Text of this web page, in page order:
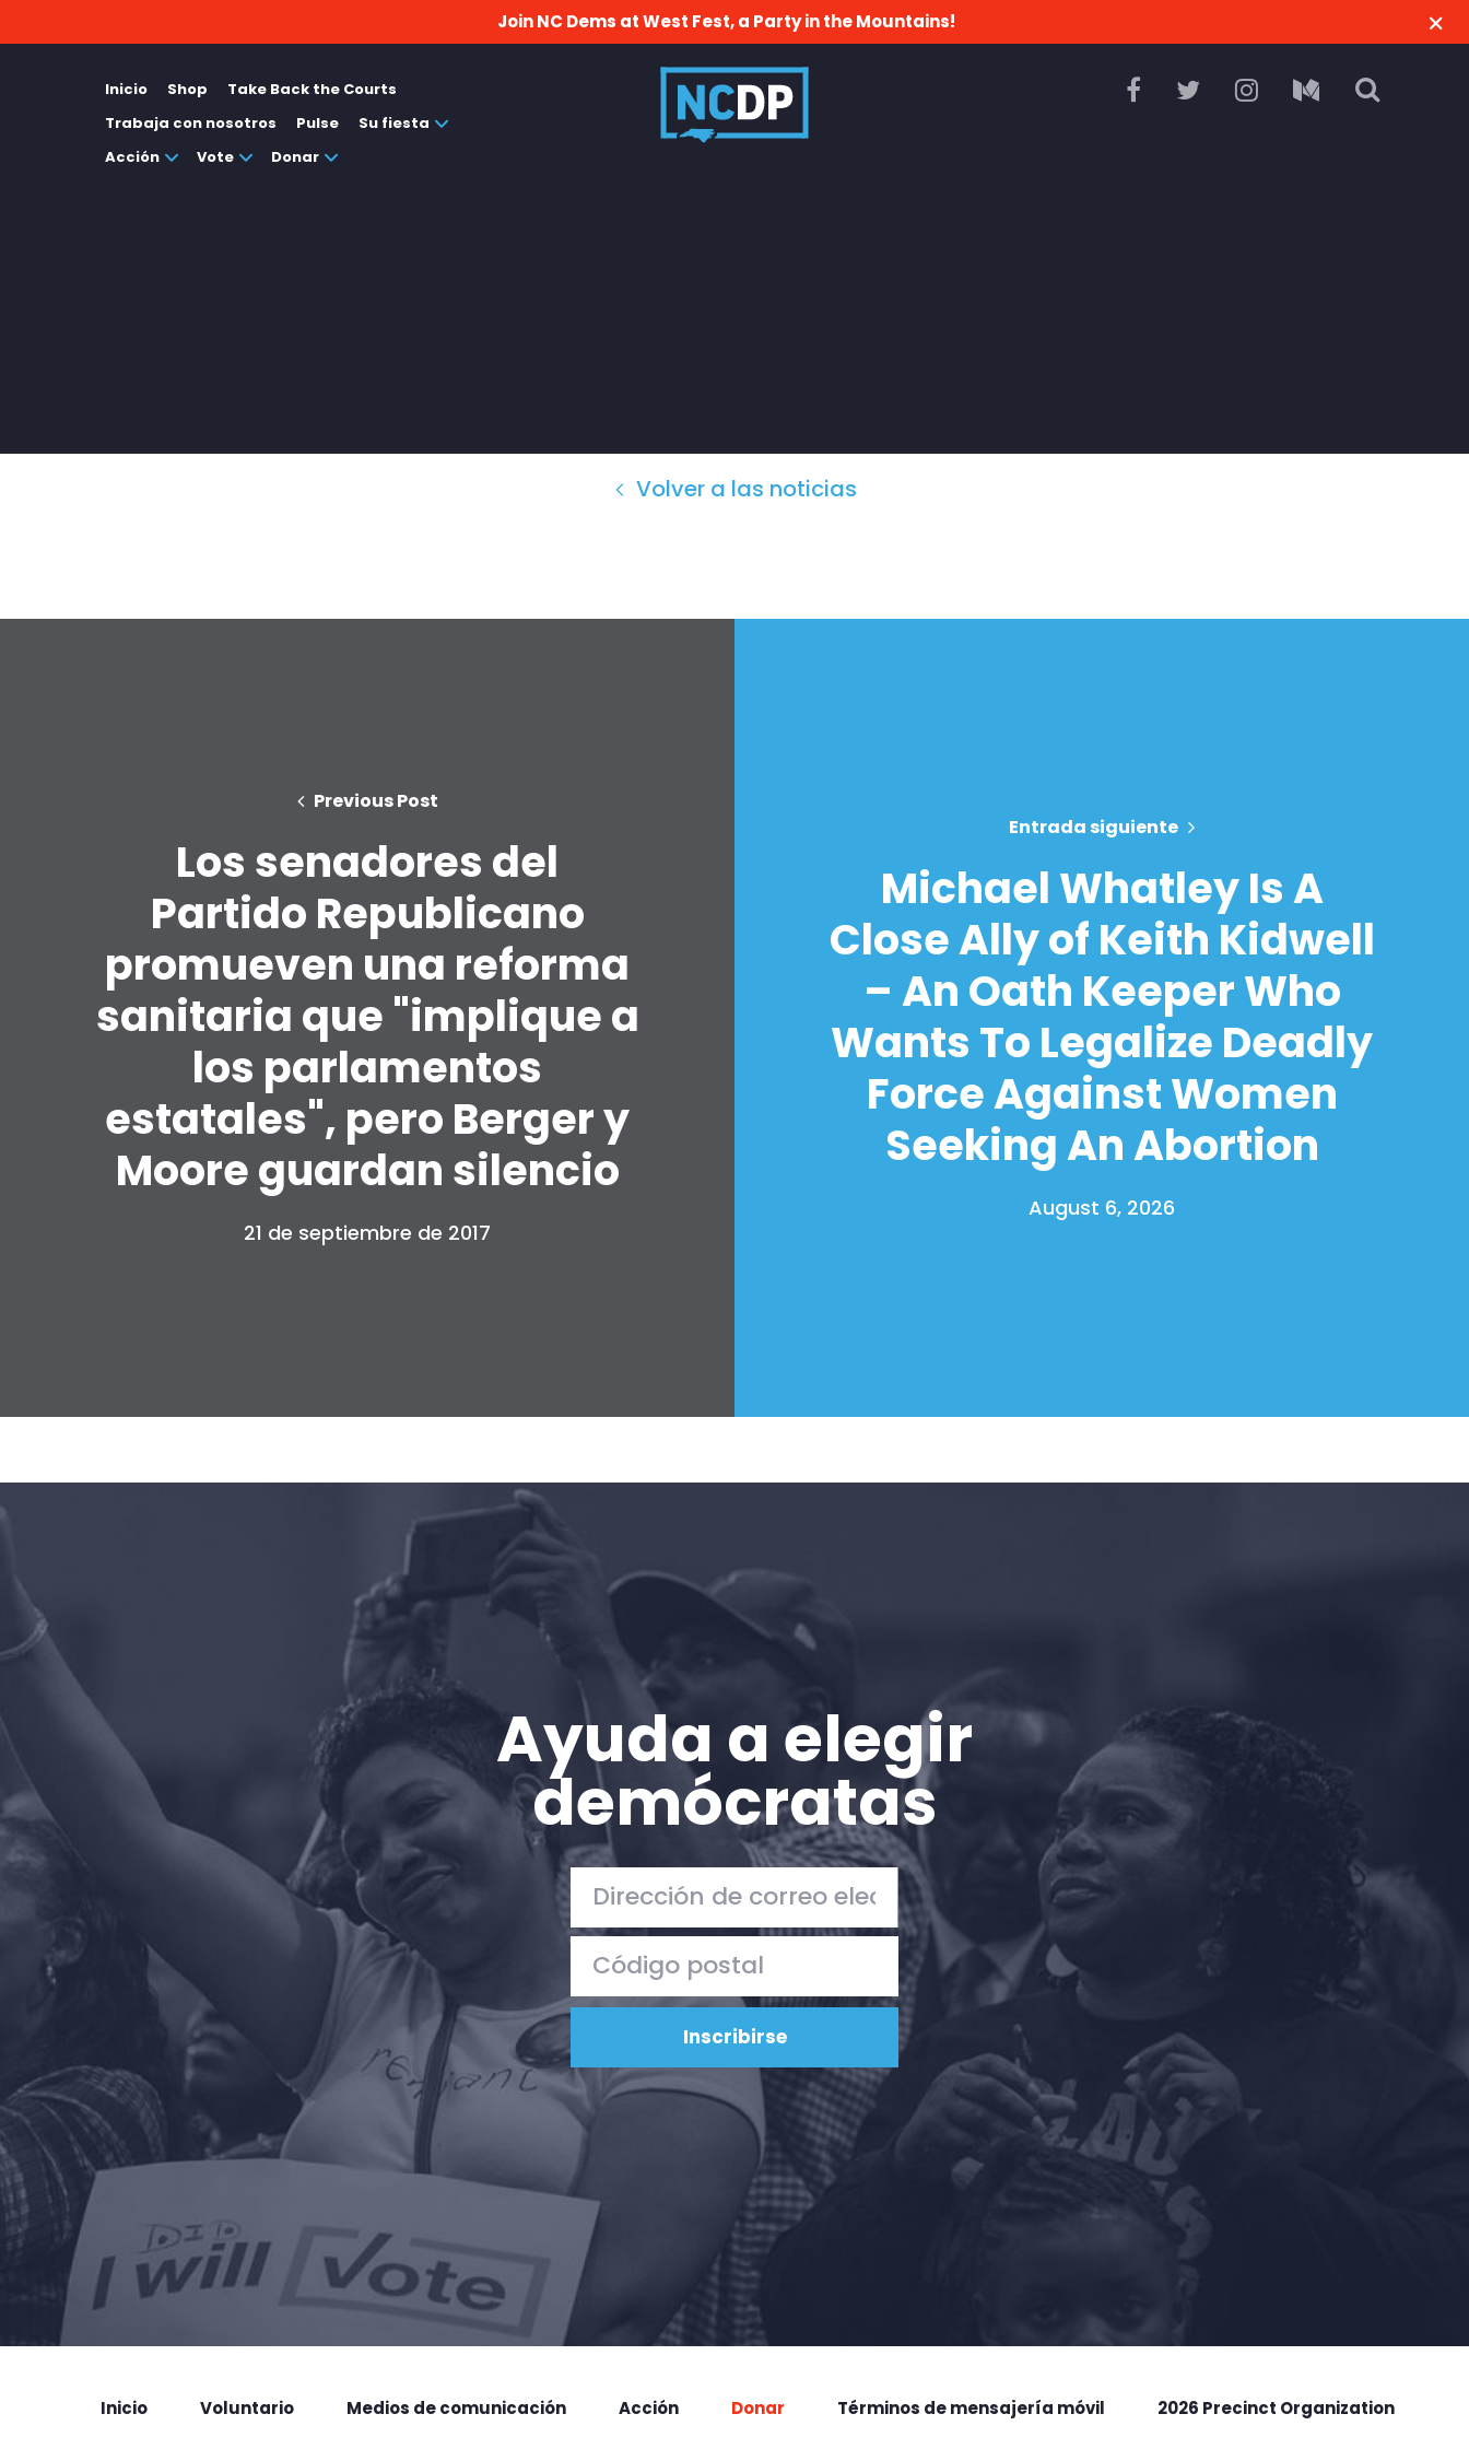
Take Back the Courts
Trabaja con nosotros
Pulse
Donar
Join NC Dems at West Fest, a Party in the Mountains!
Inicio Shop
Take Back the Courts
Trabaja con nosotros
Pulse
Su fiesta
Acción
Vote Donar
Volver a las noticias
Previous Post
Los senadores del
Partido Republicano
promueven una reforma
sanitaria que "implique a
los parlamentos
estatales", pero Berger y
Moore guardan silencio
21 de septiembre de 2017
Entrada siguiente
Michael Whatley Is A
Close Ally of Keith Kidwell
– An Oath Keeper Who
Wants To Legalize Deadly
Force Against Women
Seeking An Abortion
August 6, 2026
Ayuda a elegir
demócratas
Inicio Voluntario Medios de comunicación Acción Donar Términos de mensajería móvil 2026 Precinct Organization